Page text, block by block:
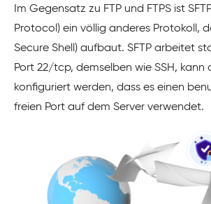
Im Gegensatz zu FTP und FTPS ist
Protocol) ein völlig anderes Protokoll,
Secure Shell) aufbaut. SFTP arbeitet
Port 22/tcp, demselben wie SSH, kann
konfiguriert werden, dass es einen
freien Port auf dem Server verwendet.